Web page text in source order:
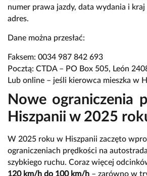
numer prawa jazdy, data wydania i
adres.
Dane można przesłać:
Faksem: 0034 987 842 693
Pocztą: CTDA – PO Box 505, León
Lub online – jeśli kierowca mieszka w
Nowe ograniczenia
Hiszpanii w 2025
W 2025 roku w Hiszpanii zaczęto
ograniczeniach prędkości na
szybkiego ruchu. Coraz więcej
120 km/h do 100 km/h – zarówno w